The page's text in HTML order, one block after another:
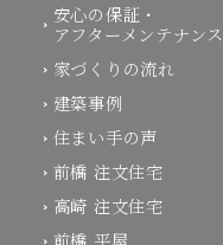
安心の保証・
アフターメンテナンス
家づくりの流れ
建築事例
住まい手の声
前橋 注文住宅
高崎 注文住宅
前橋 平屋